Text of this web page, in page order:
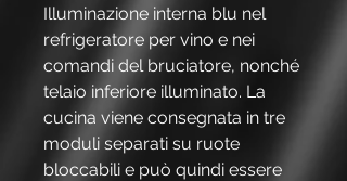
Illuminazione interna blu nel
refrigeratore per vino e nei
comandi del bruciatore, nonché
telaio inferiore illuminato. La
cucina viene consegnata in tre
moduli separati su ruote
bloccabili e può quindi essere